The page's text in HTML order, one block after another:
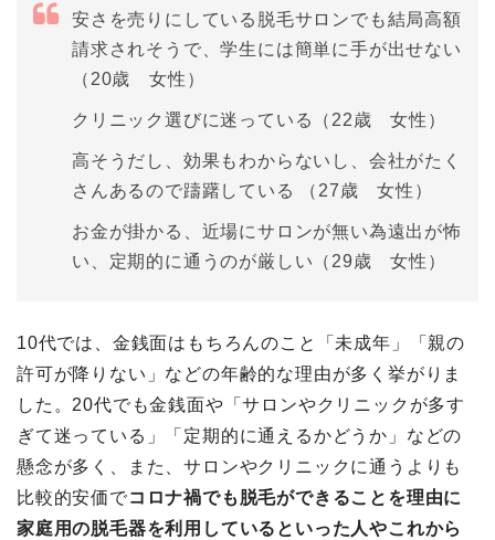
安さを売りにしている脱毛サロンでも結局高額
請求されそうで、学生には簡単に手が出せない
（20歳 女性）
クリニック選びに迷っている（22歳 女性）
高そうだし、効果もわからないし、会社がたく
さんあるので躊躇している （27歳 女性）
お金が掛かる、近場にサロンが無い為遠出が怖
い、定期的に通うのが厳しい（29歳 女性）
10代では、金銭面はもちろんのこと「未成年」「親の
許可が降りない」などの年齢的な理由が多く挙がりま
した。20代でも金銭面や「サロンやクリニックが多す
ぎて迷っている」「定期的に通えるかどうか」などの
懸念が多く、また、サロンやクリニックに通うよりも
比較的安価でコロナ禍でも脱毛ができることを理由に
家庭用の脱毛器を利用しているといった人やこれから